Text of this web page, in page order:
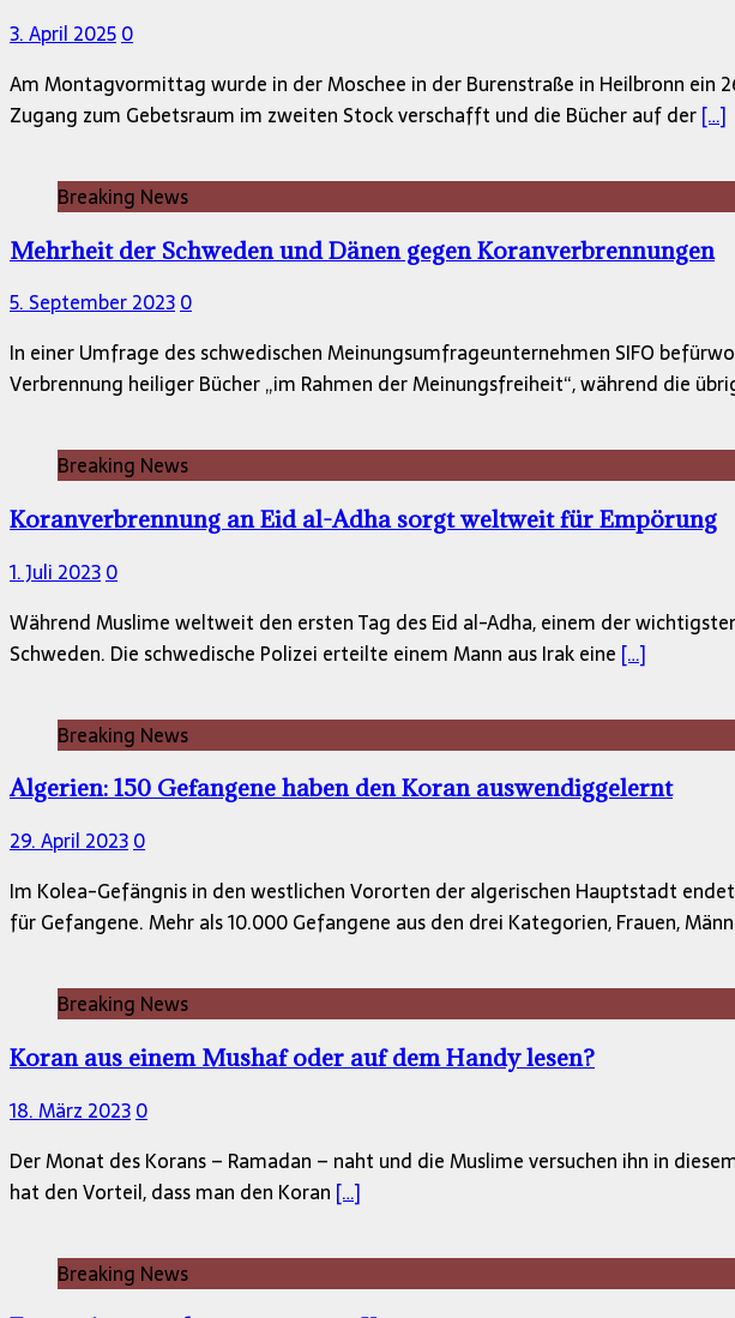
3. April 20250
Am Montagvormittag wurde in der Moschee in der Burenstraße in Heilbronn
Zugang zum Gebetsraum im zweiten Stock verschafft und die Bücher auf der[…]
Breaking News
Mehrheit der Schweden und Dänen gegen Koranverbrennungen
5. September 20230
In einer Umfrage des schwedischen Meinungsumfrageunternehmen SIFO
Verbrennung heiliger Bücher „im Rahmen der Meinungsfreiheit“, während die
Breaking News
Koranverbrennung an Eid al-Adha sorgt weltweit für Empörung
1. Juli 20230
Während Muslime weltweit den ersten Tag des Eid al-Adha, einem der
Schweden. Die schwedische Polizei erteilte einem Mann aus Irak eine […]
Breaking News
Algerien: 150 Gefangene haben den Koran auswendiggelernt
29. April 20230
Im Kolea-Gefängnis in den westlichen Vororten der algerischen Hauptstadt
für Gefangene. Mehr als 10.000 Gefangene aus den drei Kategorien, Frauen,
Breaking News
Koran aus einem Mushaf oder auf dem Handy lesen?
18. März 20230
Der Monat des Korans – Ramadan – naht und die Muslime versuchen ihn in
hat den Vorteil, dass man den Koran […]
Breaking News